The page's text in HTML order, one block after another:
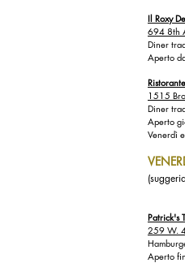
Il Roxy
694 8th
Diner
Aperto
1515
Diner
Aperto
Venerdì
Patrick's
259 W.
Aperto